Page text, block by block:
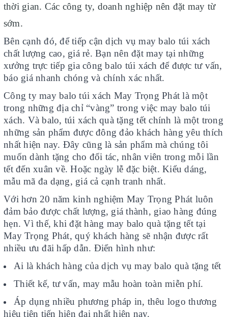
thời gian. Các công ty, doanh nghiệp nên đặt may từ
sớm.
Bên cạnh đó, để tiếp cận dịch vụ may balo túi xách
chất lượng cao, giá rẻ. Bạn nên đặt may tại những
xưởng trực tiếp gia công balo túi xách để được tư vấn,
báo giá nhanh chóng và chính xác nhất.
Công ty may balo túi xách May Trọng Phát là một
trong những địa chỉ “vàng” trong việc may balo túi
xách. Và balo, túi xách quà tặng tết chính là một trong
những sản phẩm được đông đảo khách hàng yêu thích
nhất hiện nay. Đây cũng là sản phẩm mà chúng tôi
muốn dành tặng cho đối tác, nhân viên trong mỗi lần
tết đến xuân về. Hoặc ngày lễ đặc biệt. Kiểu dáng,
mẫu mã đa dạng, giá cả cạnh tranh nhất.
Với hơn 20 năm kinh nghiệm May Trọng Phát luôn
đảm bảo được chất lượng, giá thành, giao hàng đúng
hẹn. Vì thế, khi đặt hàng may balo quà tặng tết tại
May Trọng Phát, quý khách hàng sẽ nhận được rất
nhiều ưu đãi hấp dẫn. Điển hình như:
Ai là khách hàng của dịch vụ may balo quà tặng tết
Thiết kế, tư vấn, may mẫu hoàn toàn miễn phí.
Áp dụng nhiều phương pháp in, thêu logo thương
hiệu tiên tiến hiện đại nhất hiện nay.